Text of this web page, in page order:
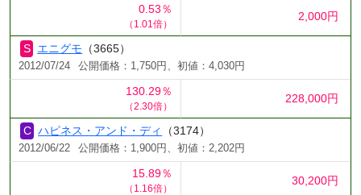
0.53％
（1.01倍）
2,000円
エニグモ （3665）
2012/07/24 公開価格：1,750円、初値：4,030円
130.29％
（2.30倍）
228,000円
ハピネス・アンド・ディ （3174）
2012/06/22 公開価格：1,900円、初値：2,202円
15.89％
（1.16倍）
30,200円